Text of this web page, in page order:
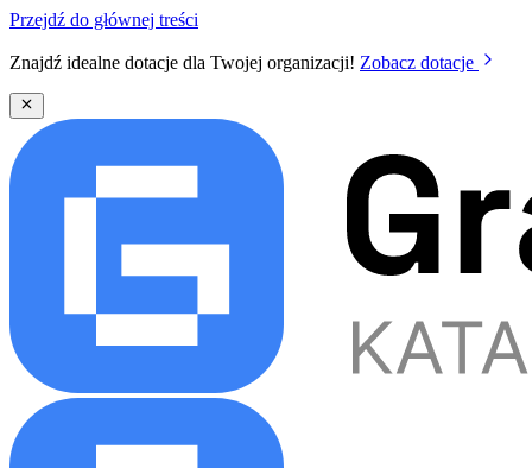
Przejdź do głównej treści
Znajdź idealne dotacje dla Twojej organizacji! Zobacz dotacje